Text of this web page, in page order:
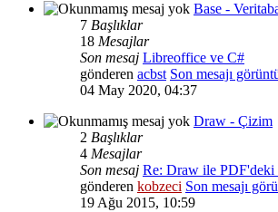
Base -
7 Başlıklar
18 Mesajlar
Son mesaj Libreoffice ve C#
gönderen acbst Son mesajı
04 May 2020, 04:37
Draw - Çizim
2 Başlıklar
4 Mesajlar
Son mesaj Re: Draw ile
gönderen kobzeci Son mesajı
19 Ağu 2015, 10:59